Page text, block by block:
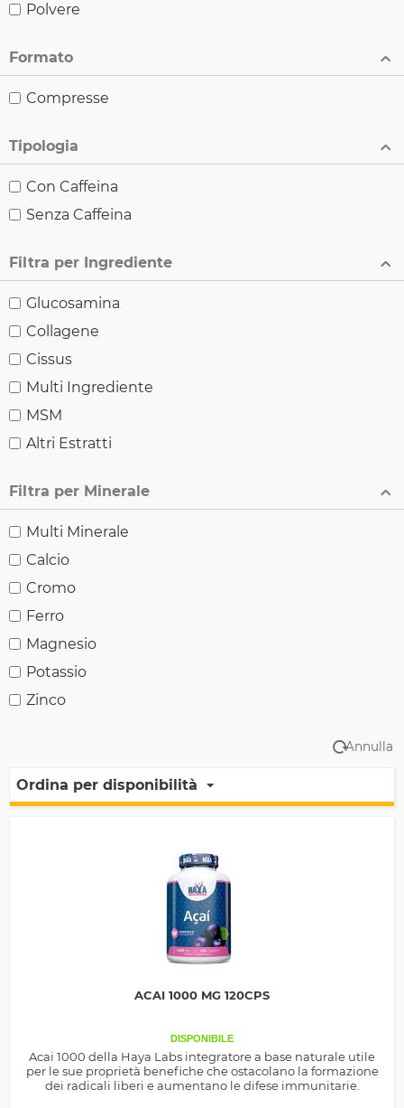
Polvere
Formato
Compresse
Tipologia
Con Caffeina
Senza Caffeina
Filtra per Ingrediente
Glucosamina
Collagene
Cissus
Multi Ingrediente
MSM
Altri Estratti
Filtra per Minerale
Multi Minerale
Calcio
Cromo
Ferro
Magnesio
Potassio
Zinco
Annulla
Ordina per disponibilità
ACAI 1000 MG 120CPS
DISPONIBILE
Acai 1000 della Haya Labs integratore a base naturale utile
per le sue proprietà benefiche che ostacolano la formazione
dei radicali liberi e aumentano le difese immunitarie.